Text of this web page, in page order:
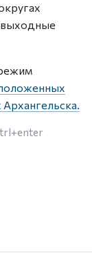
выходные